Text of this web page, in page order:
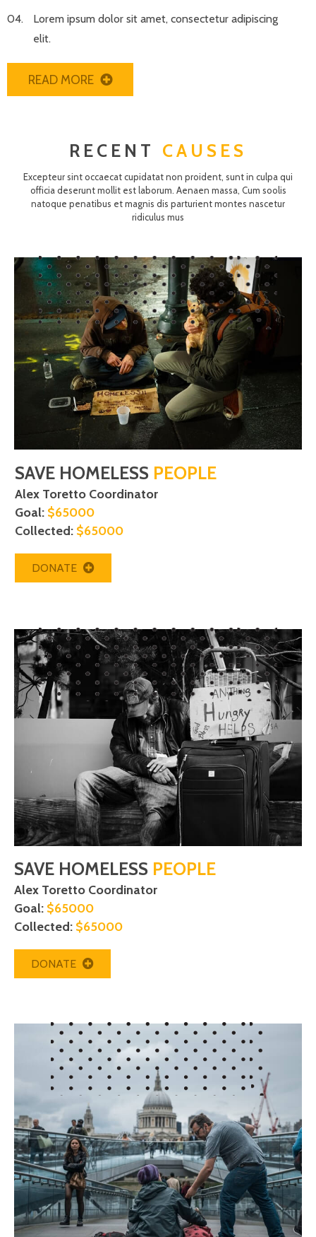
Lorem ipsum dolor sit amet, consectetur adipiscing
elit.
READ MORE
RECENT CAUSES
Excepteur sint occaecat cupidatat non proident, sunt in culpa qui
officia deserunt mollit est laborum. Aenaen massa, Cum soolis
natoque penatibus et magnis dis parturient montes nascetur
ridiculus mus
SAVE HOMELESS PEOPLE
Alex Toretto Coordinator
Goal: $65000
Collected: $65000
DONATE
SAVE HOMELESS PEOPLE
Alex Toretto Coordinator
Goal: $65000
Collected: $65000
DONATE